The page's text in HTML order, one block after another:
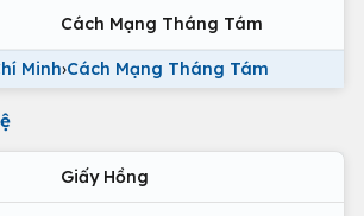
Cách Mạng Tháng Tám
Minh›Cách Mạng Tháng Tám
Giấy Hồng